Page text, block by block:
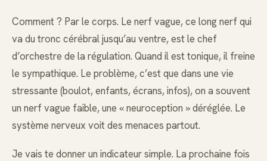
Comment ? Par le corps. Le nerf vague, ce long nerf qui
va du tronc cérébral jusqu’au ventre, est le chef
d’orchestre de la régulation. Quand il est tonique, il freine
le sympathique. Le problème, c’est que dans une vie
stressante (boulot, enfants, écrans, infos), on a souvent
un nerf vague faible, une « neuroception » déréglée. Le
système nerveux voit des menaces partout.
Je vais te donner un indicateur simple. La prochaine fois